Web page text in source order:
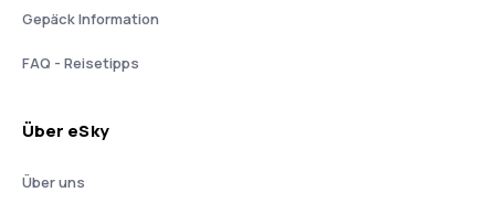
Gepäck Information
FAQ - Reisetipps
Über eSky
Über uns